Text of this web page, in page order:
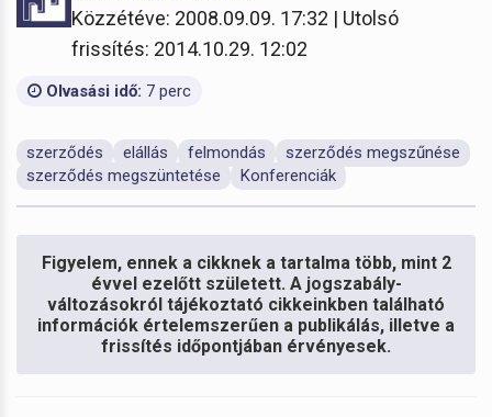
Közzétéve: 2008.09.09. 17:32 | Utolsó
frissítés: 2014.10.29. 12:02
Olvasási idő: 7 perc
szerződés elállás felmondás
szerződés megszűnése
szerződés megszüntetése
Konferenciák
Figyelem, ennek a cikknek a tartalma több, mint 2
évvel ezelőtt született. A jogszabály-
változásokról tájékoztató cikkeinkben található
információk értelemszerűen a publikálás, illetve a
frissítés időpontjában érvényesek.